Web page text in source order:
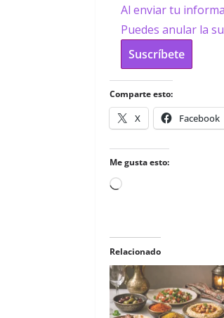
Al enviar tu
Puedes anular la
Suscríbete
Comparte esto:
X Facebook
Me gusta esto:
Cargando...
Relacionado